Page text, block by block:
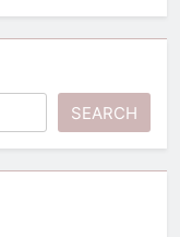
SEARCH